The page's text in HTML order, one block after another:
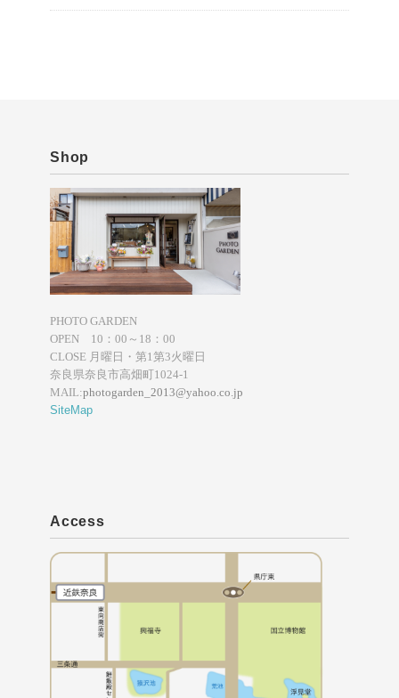
Shop
PHOTO GARDEN
OPEN 10：00～18：00
CLOSE 月曜日・第1第3火曜日
奈良県奈良市高畑町1024-1
MAIL:photogarden_2013@yahoo.co.jp
SiteMap
Access